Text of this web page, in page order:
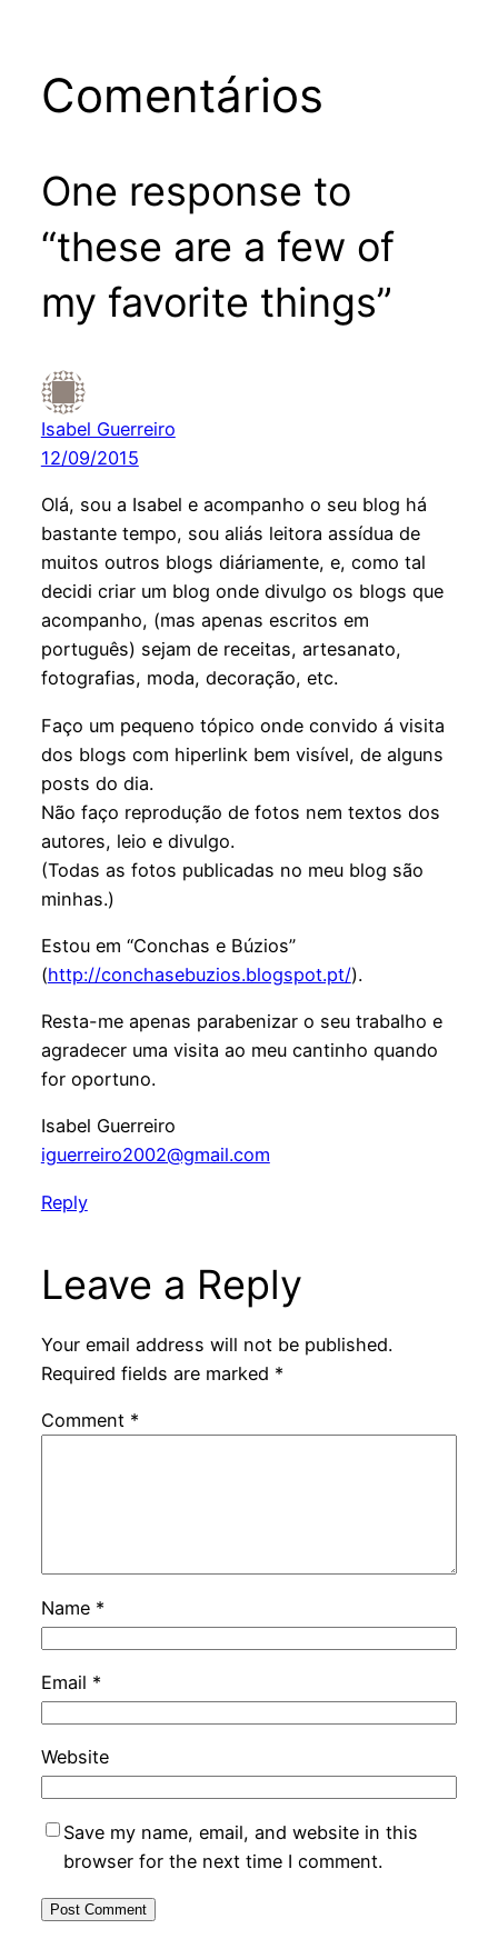
Comentários
One response to
“these are a few of
my favorite things”
Isabel Guerreiro
12/09/2015
Olá, sou a Isabel e acompanho o seu blog há
bastante tempo, sou aliás leitora assídua de
muitos outros blogs diáriamente, e, como tal
decidi criar um blog onde divulgo os blogs que
acompanho, (mas apenas escritos em
português) sejam de receitas, artesanato,
fotografias, moda, decoração, etc.
Faço um pequeno tópico onde convido á visita
dos blogs com hiperlink bem visível, de alguns
posts do dia.
Não faço reprodução de fotos nem textos dos
autores, leio e divulgo.
(Todas as fotos publicadas no meu blog são
minhas.)
Estou em “Conchas e Búzios”
(http://conchasebuzios.blogspot.pt/).
Resta-me apenas parabenizar o seu trabalho e
agradecer uma visita ao meu cantinho quando
for oportuno.
Isabel Guerreiro
iguerreiro2002@gmail.com
Reply
Leave a Reply
Your email address will not be published.
Required fields are marked *
Comment *
Name *
Email *
Website
Save my name, email, and website in this
browser for the next time I comment.